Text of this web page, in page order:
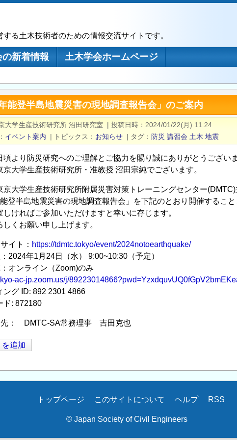
る土木技術者のための情報交流サイトです。
新着情報
土木学会ホームページ
能登半島地震災害の現地調査報告会」のご案内
大学生産技術研究所 沼田研究室 | 投稿日時
2024/01/22(月) 11:24
イベント案内 | トピックス お知らせ | タグ 防災 講習会 土木 地震
頃より防災研究へのご理解とご協力を賜り誠にありがとうございま
京大学生産技術研究所・准教授 沼田宗純でございます。
京大学生産技術研究所附属災害対策トレーニングセンター
能登半島地震災害の現地調査報告会」を下記のとおり開催すること
しければご参加いただけますと幸いに存じます。
しくお願い申し上げます。
イト： https://tdmtc.tokyo/event/2024notoearthquake/
2024年1月24日（水） 9:00~10:30（予定）
オンライン（Zoom)のみ
ac-jp.zoom.us/j/
グ ID: 892 2301 4866
: 872180
先： DMTC-SA常務理事 吉田克也
を追加
トップページ このサイトについて ヘルプ RSS
© Japan Society of Civil Engineers